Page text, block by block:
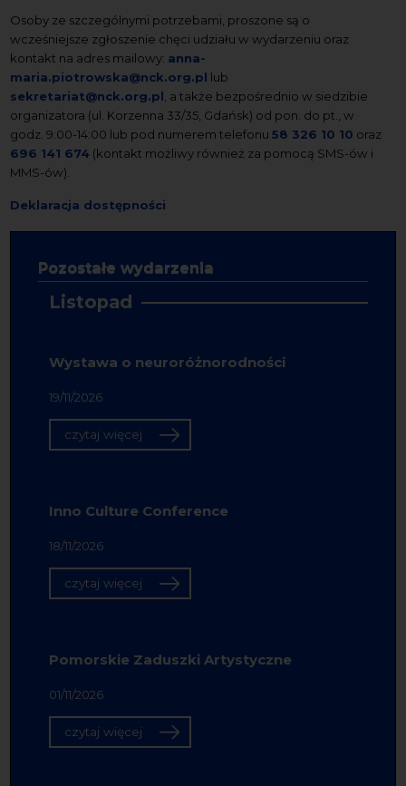
Osoby ze szczególnymi potrzebami, proszone są o
wcześniejsze zgłoszenie chęci udziału w wydarzeniu oraz
kontakt na adres mailowy: anna-
maria.piotrowska@nck.org.pl lub
sekretariat@nck.org.pl , a także bezpośrednio w siedzibie
organizatora (ul. Korzenna 33/35, Gdańsk) od pon. do pt., w
godz. 9:00-14:00 lub pod numerem telefonu58 326 10 10 oraz
696 141 674 (kontakt możliwy również za pomocą SMS-ów i
MMS-ów).
Deklaracja dostępności
Pozostałe wydarzenia
Listopad
Wystawa o neuroróżnorodności
19/11/2026
czytaj więcej
Inno Culture Conference
18/11/2026
czytaj więcej
Pomorskie Zaduszki Artystyczne
01/11/2026
czytaj więcej